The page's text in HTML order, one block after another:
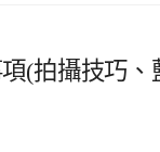
(拍攝技巧